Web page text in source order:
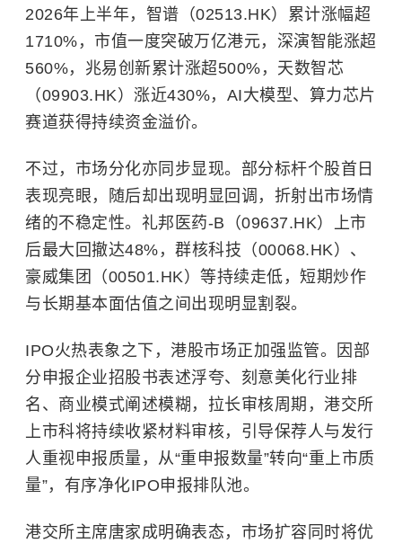
2026年上半年，智谱（02513.HK）累计涨幅超
1710%，市值一度突破万亿港元，深演智能涨超
560%，兆易创新累计涨超500%，天数智芯
（09903.HK）涨近430%，AI大模型、算力芯片
赛道获得持续资金溢价。
不过，市场分化亦同步显现。部分标杆个股首日
表现亮眼，随后却出现明显回调，折射出市场情
绪的不稳定性。礼邦医药-B（09637.HK）上市
后最大回撤达48%，群核科技（00068.HK）、
豪威集团（00501.HK）等持续走低，短期炒作
与长期基本面估值之间出现明显割裂。
IPO火热表象之下，港股市场正加强监管。因部
分申报企业招股书表述浮夸、刻意美化行业排
名、商业模式阐述模糊，拉长审核周期，港交所
上市科将持续收紧材料审核，引导保荐人与发行
人重视申报质量，从“重申报数量”转向“重上市质
量”，有序净化IPO申报排队池。
港交所主席唐家成明确表态，市场扩容同时将优